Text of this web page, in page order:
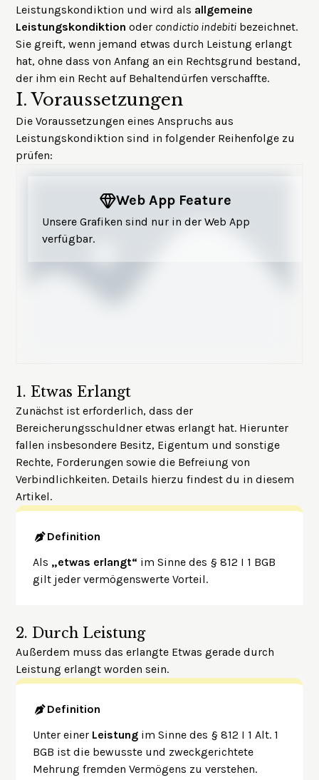
Leistungskondiktion und wird als allgemeine
Leistungskondiktion oder condictio indebiti bezeichnet.
Sie greift, wenn jemand etwas durch Leistung erlangt
hat, ohne dass von Anfang an ein Rechtsgrund bestand,
der ihm ein Recht auf Behaltendürfen verschaffte.
I. Voraussetzungen
Die Voraussetzungen eines Anspruchs aus
Leistungskondiktion sind in folgender Reihenfolge zu
prüfen:
Web App Feature
Unsere Grafiken sind nur in der Web App
verfügbar.
1. Etwas Erlangt
Zunächst ist erforderlich, dass der
Bereicherungsschuldner etwas erlangt hat. Hierunter
fallen insbesondere Besitz, Eigentum und sonstige
Rechte, Forderungen sowie die Befreiung von
Verbindlichkeiten. Details hierzu findest du indiesem
Artikel.
Definition
Als „etwas erlangt“ im Sinne des § 812 I 1 BGB
gilt jeder vermögenswerte Vorteil.
2. Durch Leistung
Außerdem muss das erlangte Etwas gerade durch
Leistung erlangt worden sein.
Definition
Unter einer Leistung im Sinne des § 812 I 1 Alt. 1
BGB ist die bewusste und zweckgerichtete
Mehrung fremden Vermögens zu verstehen.